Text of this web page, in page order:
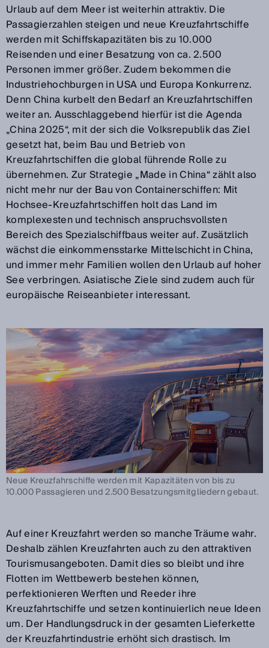
Urlaub auf dem Meer ist weiterhin attraktiv. Die
Passagierzahlen steigen und neue Kreuzfahrtschiffe
werden mit Schiffskapazitäten bis zu 10.000
Reisenden und einer Besatzung von ca. 2.500
Personen immer größer. Zudem bekommen die
Industriehochburgen in USA und Europa Konkurrenz.
Denn China kurbelt den Bedarf an Kreuzfahrtschiffen
weiter an. Ausschlaggebend hierfür ist die Agenda
„China 2025“, mit der sich die Volksrepublik das Ziel
gesetzt hat, beim Bau und Betrieb von
Kreuzfahrtschiffen die global führende Rolle zu
übernehmen. Zur Strategie „Made in China“ zählt also
nicht mehr nur der Bau von Containerschiffen: Mit
Hochsee-Kreuzfahrtschiffen holt das Land im
komplexesten und technisch anspruchsvollsten
Bereich des Spezialschiffbaus weiter auf. Zusätzlich
wächst die einkommensstarke Mittelschicht in China,
und immer mehr Familien wollen den Urlaub auf hoher
See verbringen. Asiatische Ziele sind zudem auch für
europäische Reiseanbieter interessant.
Neue Kreuzfahrschiffe werden mit Kapazitäten von bis zu
10.000 Passagieren und 2.500 Besatzungsmitgliedern gebaut.
Auf einer Kreuzfahrt werden so manche Träume wahr.
Deshalb zählen Kreuzfahrten auch zu den attraktiven
Tourismusangeboten. Damit dies so bleibt und ihre
Flotten im Wettbewerb bestehen können,
perfektionieren Werften und Reeder ihre
Kreuzfahrtschiffe und setzen kontinuierlich neue Ideen
um. Der Handlungsdruck in der gesamten Lieferkette
der Kreuzfahrtindustrie erhöht sich drastisch. Im